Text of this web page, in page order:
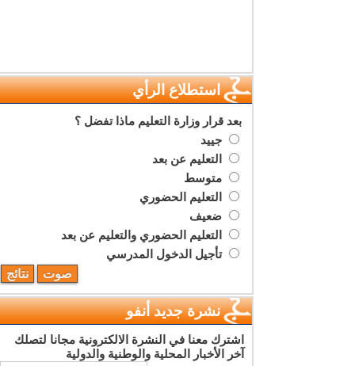
استطلاع الرأي
بعد قرار وزارة التعليم ماذا تفضل ؟
جييد
التعليم عن بعد
متوسط
التعليم الحضوري
ضعيف
التعليم الحضوري والتعليم عن بعد
تأجيل الدخول المدرسي
نشرة جديد أنفو
اشترك معنا في النشرة الالكترونية مجانا لتصلك
آخر الأخبار المحلية والوطنية والدولية